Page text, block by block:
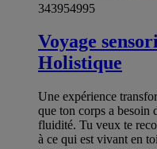
343954995
Voyage
Holistique
Une expérience
que ton corps a besoin
fluidité. Tu veux te
à ce qui est vivant en